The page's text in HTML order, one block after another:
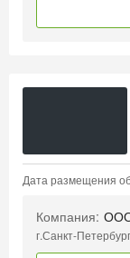
Дата размещения
Компания:
г.Санкт-Петербург